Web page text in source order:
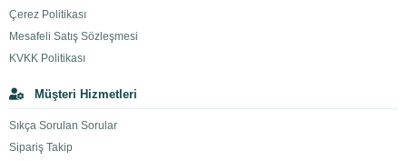
Çerez Politikası
Mesafeli Satış Sözleşmesi
KVKK Politikası
Müşteri Hizmetleri
Sıkça Sorulan Sorular
Sipariş Takip